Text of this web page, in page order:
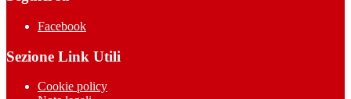
Facebook
Sezione Link Utili
Cookie policy